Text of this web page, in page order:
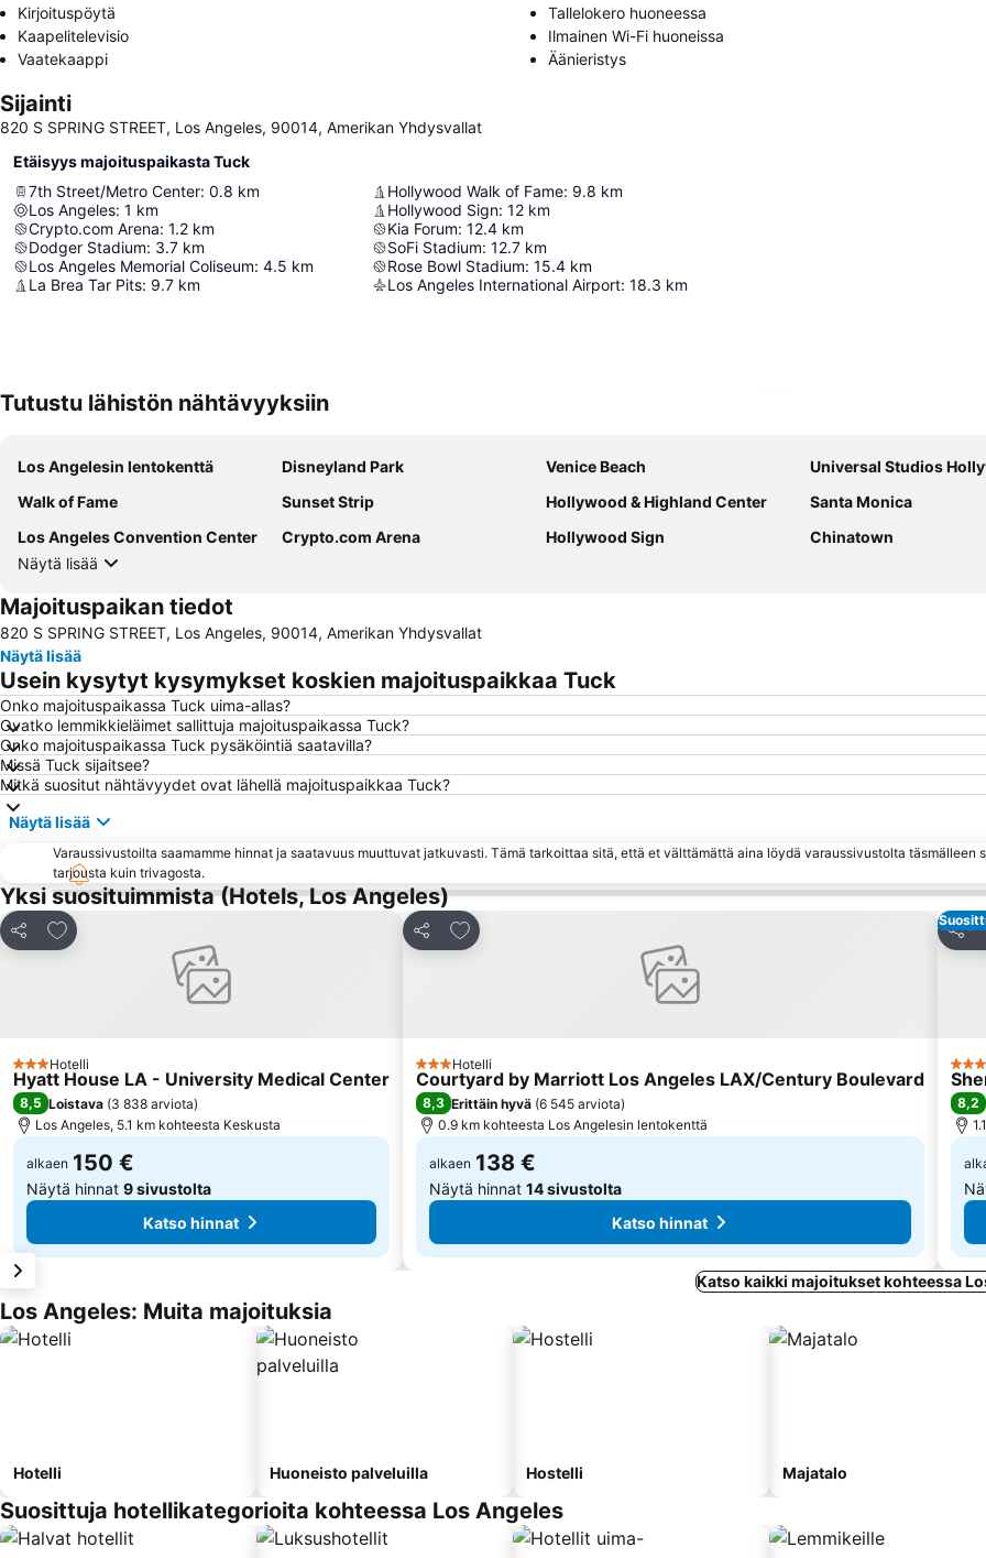
Kirjoituspöytä
Tallelokero huoneessa
Kaapelitelevisio
Ilmainen Wi-Fi huoneissa
Vaatekaappi
Äänieristys
Sijainti
820 S SPRING STREET, Los Angeles, 90014, Amerikan Yhdysvallat
Etäisyys majoituspaikasta Tuck
7th Street/Metro Center: 0.8 km
Los Angeles: 1 km
Crypto.com Arena: 1.2 km
Dodger Stadium: 3.7 km
Los Angeles Memorial Coliseum: 4.5 km
La Brea Tar Pits: 9.7 km
Hollywood Walk of Fame: 9.8 km
Hollywood Sign: 12 km
Kia Forum: 12.4 km
SoFi Stadium: 12.7 km
Rose Bowl Stadium: 15.4 km
Los Angeles International Airport: 18.3 km
Tutustu lähistön nähtävyyksiin
Los Angelesin lentokenttä Disneyland Park Venice Beach
Universal Studios
Walk of Fame
Sunset Strip Hollywood & Highland Center
Santa Monica
Los Angeles Convention Center
Crypto.com Arena Hollywood Sign
Chinatown
Näytä lisää
Majoituspaikan tiedot
820 S SPRING STREET, Los Angeles, 90014, Amerikan Yhdysvallat
Näytä lisää
Usein kysytyt kysymykset koskien majoituspaikkaa Tuck
Onko majoituspaikassa Tuck uima-allas?
Ovatko lemmikkieläimet sallittuja majoituspaikassa Tuck?
Onko majoituspaikassa Tuck pysäköintiä saatavilla?
Missä Tuck sijaitsee?
Mitkä suositut nähtävyydet ovat lähellä majoituspaikkaa Tuck?
Näytä lisää
Varaussivustoilta saamamme hinnat ja saatavuus muuttuvat jatkuvasti. Tämä tarkoittaa sitä, että et välttämättä aina löydä varaussivustolta täsmälleen
tarjousta kuin trivagosta.
Yksi suosituimmista (Hotels, Los Angeles)
Jaa
Lisää suosikkeihin
3 Tähtiluokitus
Hotelli
Hyatt House LA - University Medical Center
8,5 Loistava (3 838 arviota)
Los Angeles, 5.1 km kohteesta Keskusta
alkaen 150 €
Näytä hinnat 9 sivustolta
Katso hinnat
Jaa
Lisää suosikkeihin
3 Tähtiluokitus
Hotelli
Courtyard by Marriott Los Angeles LAX/Century Boulevard
8,3 Erittäin hyvä (6 545 arviota)
0.9 km kohteesta Los Angelesin lentokenttä
alkaen 138 €
Näytä hinnat 14 sivustolta
Katso hinnat
Jaa
4
8,2
Katso kaikki majoitukset kohteessa
Los Angeles: Muita majoituksia
Hotelli Huoneisto palveluilla Hostelli Majatalo
Suosittuja hotellikategorioita kohteessa Los Angeles